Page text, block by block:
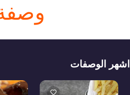
وصفة
الوصفات